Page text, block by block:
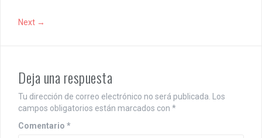
Next →
Deja una respuesta
Tu dirección de correo electrónico no será publicada. Los
campos obligatorios están marcados con *
Comentario *